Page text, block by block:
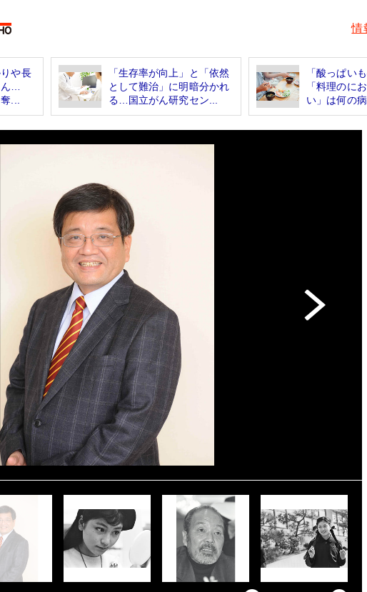
情
りや長
ん…
...
「生存率が向上」と「依然
として難治」に明暗分かれ
る…国立がん研究セン...
「酸っぱい
「料理のに
い」は何の